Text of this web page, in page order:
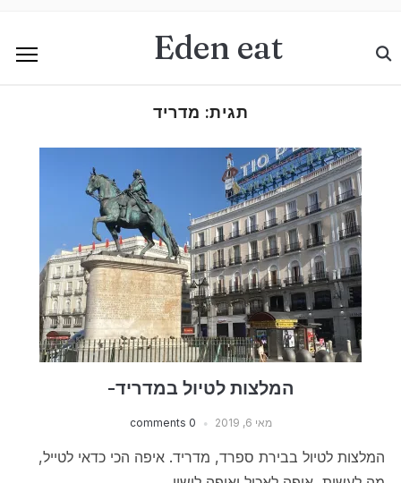
Eden eat
תגית: מדריד
המלצות לטיול במדריד-
מאי 6, 2019 0 comments
המלצות לטיול בבירת ספרד, מדריד. איפה הכי כדאי לטייל,